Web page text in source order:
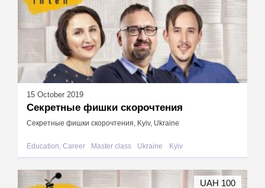
15 October 2019
Секретные фишки скорочтения
Секретные фишки скорочтения, Kyiv, Ukraine
Education, Career Master class Ukraine Kyiv
UAH 100